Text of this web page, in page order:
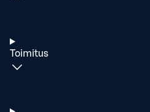
Toimitus